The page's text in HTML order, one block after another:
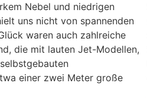
Nebel und niedrigen
uns nicht von spannenden
waren auch zahlreiche
die mit lauten Jet-Modellen,
einer zwei Meter große